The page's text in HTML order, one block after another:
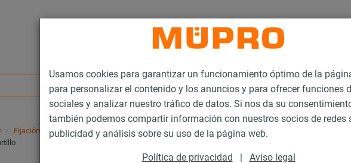
Usamos cookies para garantizar un funcionamiento óptimo de la
para personalizar el contenido y los anuncios y para ofrecer funciones
sociales y analizar nuestro tráfico de datos. Si nos da su
también podemos compartir información con nuestros socios de redes
publicidad y análisis sobre su uso de la página web.
Política de privacidad | Aviso legal
Fijación de cargas pesadas
MPT-Carriles de instalación para la fijación de cargas pesadas